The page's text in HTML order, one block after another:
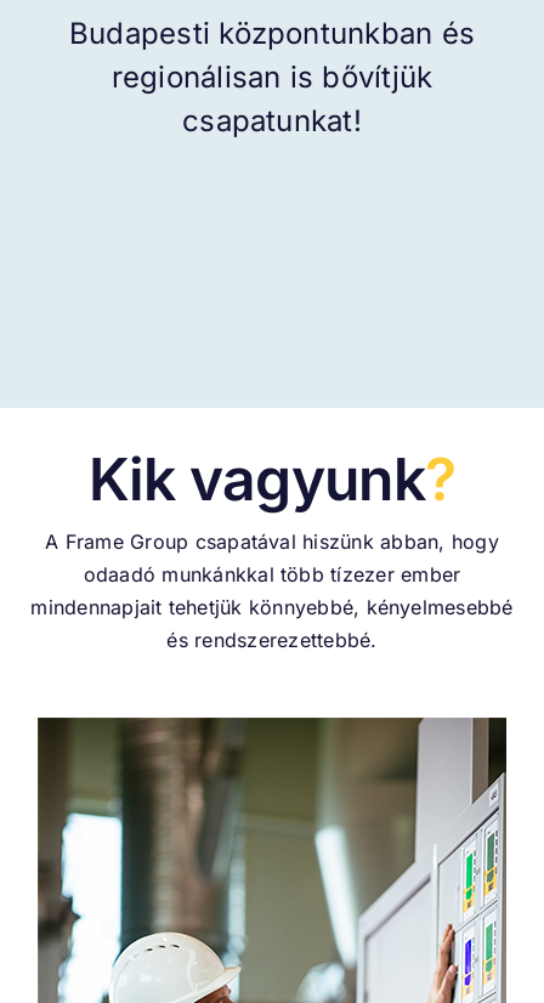
Hírek, média
Karrier
Budapesti központunkban és
regionálisan is bővítjük
csapatunkat!
Kik vagyunk?
A Frame Group csapatával hiszünk abban, hogy
odaadó munkánkkal több tízezer ember
mindennapjait tehetjük könnyebbé, kényelmesebbé
és rendszerezettebbé.